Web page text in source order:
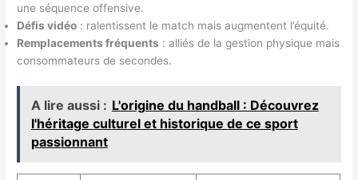
une séquence offensive.
Défis vidéo : ralentissent le match mais augmentent l’équité.
Remplacements fréquents : alliés de la gestion physique mais
consommateurs de secondes.
A lire aussi : L'origine du handball : Découvrez
l'héritage culturel et historique de ce sport
passionnant